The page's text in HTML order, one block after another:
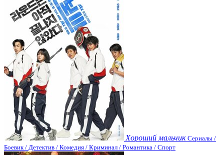
Хороший мальчик Сериалы /
Боевик / Детектив / Комедия / Криминал / Романтика / Спорт